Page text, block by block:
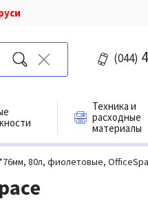
(044)
Техника и
расходные
материалы
80л, фиолетовые,